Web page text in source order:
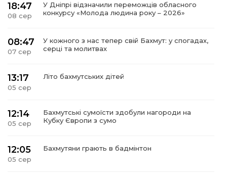
18:47
08 сер
У Дніпрі відзначили переможців обласного
конкурсу «Молода людина року – 2026»
08:47
07 сер
У кожного з нас тепер свій Бахмут: у спогадах,
серці та молитвах
13:17
05 сер
Літо бахмутських дітей
12:14
05 сер
Бахмутські сумоїсти здобули нагороди на
Кубку Європи з сумо
12:05
05 сер
Бахмутяни грають в бадмінтон